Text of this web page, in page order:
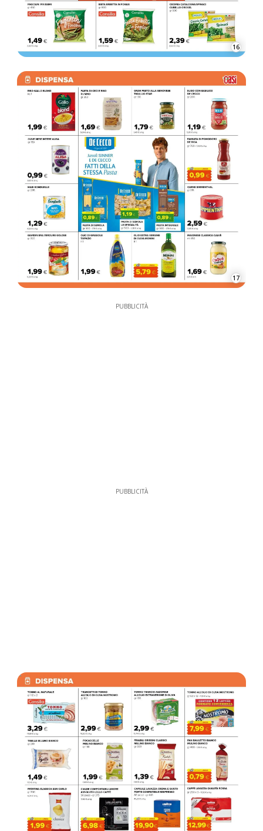
16
17
PUBBLICITÀ
PUBBLICITÀ